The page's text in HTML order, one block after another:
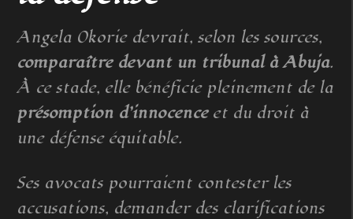
Angela Okorie devrait, selon les sources,
comparaître devant un tribunal à Abuja.
À ce stade, elle bénéficie pleinement de la
présomption d’innocenceet du droit à
une défense équitable.
Ses avocats pourraient contester les
accusations, demander des clarifications